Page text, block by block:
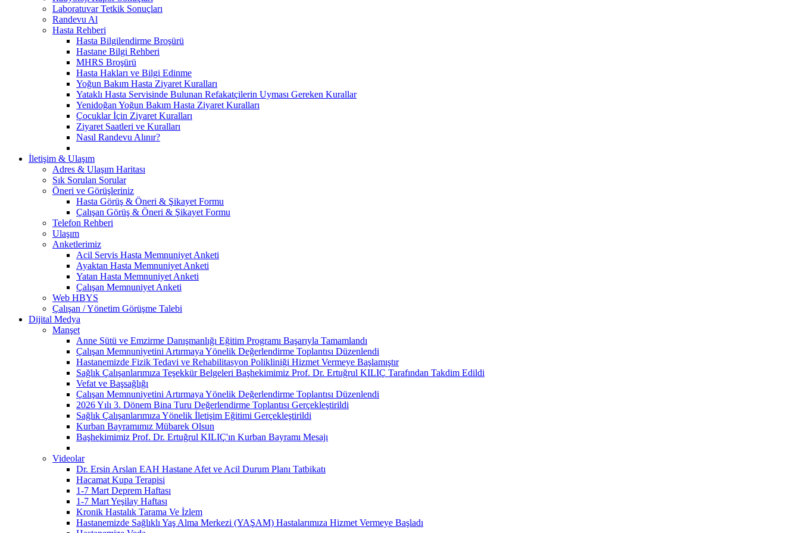
Laboratuvar Tetkik Sonuçları
Randevu Al
Hasta Rehberi
Hasta Bilgilendirme Broşürü
Hastane Bilgi Rehberi
MHRS Broşürü
Hasta Hakları ve Bilgi Edinme
Yoğun Bakım Hasta Ziyaret Kuralları
Yataklı Hasta Servisinde Bulunan Refakatçilerin Uyması Gereken Kurallar
Yenidoğan Yoğun Bakım Hasta Ziyaret Kuralları
Çocuklar İçin Ziyaret Kuralları
Ziyaret Saatleri ve Kuralları
Nasıl Randevu Alınır?
İletişim & Ulaşım
Adres & Ulaşım Haritası
Sık Sorulan Sorular
Öneri ve Görüşleriniz
Hasta Görüş & Öneri & Şikayet Formu
Çalışan Görüş & Öneri & Şikayet Formu
Telefon Rehberi
Ulaşım
Anketlerimiz
Acil Servis Hasta Memnuniyet Anketi
Ayaktan Hasta Memnuniyet Anketi
Yatan Hasta Memnuniyet Anketi
Çalışan Memnuniyet Anketi
Web HBYS
Çalışan / Yönetim Görüşme Talebi
Dijital Medya
Manşet
Anne Sütü ve Emzirme Danışmanlığı Eğitim Programı Başarıyla Tamamlandı
Çalışan Memnuniyetini Artırmaya Yönelik Değerlendirme Toplantısı Düzenlendi
Hastanemizde Fizik Tedavi ve Rehabilitasyon Polikliniği Hizmet Vermeye Başlamıştır
Sağlık Çalışanlarımıza Teşekkür Belgeleri Başhekimimiz Prof. Dr. Ertuğrul KILIÇ Tarafından Takdim Edildi
Vefat ve Başsağlığı
Çalışan Memnuniyetini Artırmaya Yönelik Değerlendirme Toplantısı Düzenlendi
2026 Yılı 3. Dönem Bina Turu Değerlendirme Toplantısı Gerçekleştirildi
Sağlık Çalışanlarımıza Yönelik İletişim Eğitimi Gerçekleştirildi
Kurban Bayramımız Mübarek Olsun
Başhekimimiz Prof. Dr. Ertuğrul KILIÇ'ın Kurban Bayramı Mesajı
Videolar
Dr. Ersin Arslan EAH Hastane Afet ve Acil Durum Planı Tatbikatı
Hacamat Kupa Terapisi
1-7 Mart Deprem Haftası
1-7 Mart Yeşilay Haftası
Kronik Hastalık Tarama Ve İzlem
Hastanemizde Sağlıklı Yaş Alma Merkezi (YAŞAM) Hastalarımıza Hizmet Vermeye Başladı